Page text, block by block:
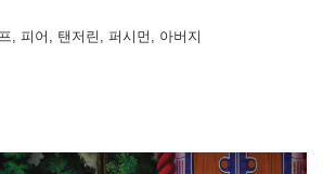
, 피어, 탠저린, 퍼시먼, 아버지